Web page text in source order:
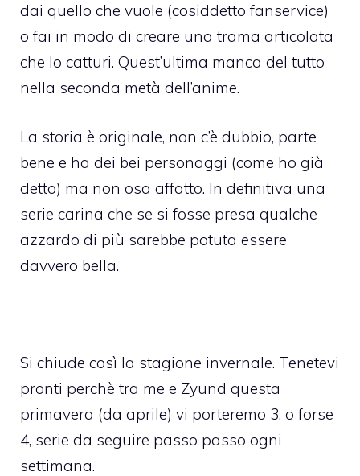
dai quello che vuole (cosiddetto fanservice)
o fai in modo di creare una trama articolata
che lo catturi. Quest’ultima manca del tutto
nella seconda metà dell’anime.
La storia è originale, non c’è dubbio, parte
bene e ha dei bei personaggi (come ho già
detto) ma non osa affatto. In definitiva una
serie carina che se si fosse presa qualche
azzardo di più sarebbe potuta essere
davvero bella.
Si chiude così la stagione invernale. Tenetevi
pronti perchè tra me e Zyund questa
primavera (da aprile) vi porteremo 3, o forse
4, serie da seguire passo passo ogni
settimana.